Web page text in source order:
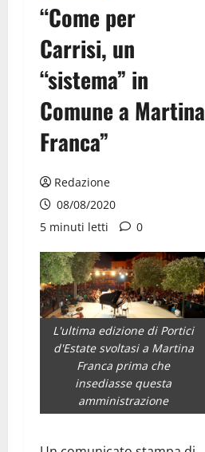
“Come per
Carrisi, un
“sistema” in
Comune a Martina
Franca”
Redazione
08/08/2020
5 minuti letti
0
L'ultima edizione di Portici
d'Estate svoltasi a Martina
Franca prima che
insediasse questa
amministrazione